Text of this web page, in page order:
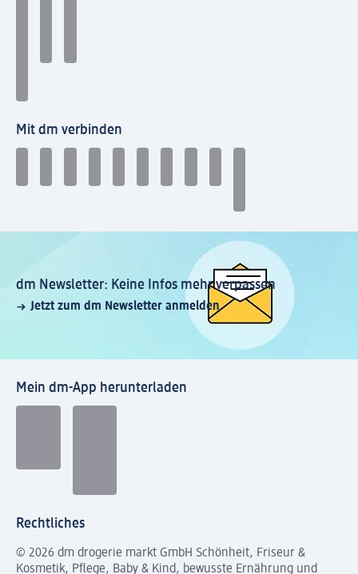
Mit dm verbinden
dm Newsletter: Keine Infos mehr verpassen
Jetzt zum dm Newsletter anmelden
Mein dm-App herunterladen
Rechtliches
© 2026 dm drogerie markt GmbH Schönheit, Friseur &
Kosmetik, Pflege, Baby & Kind, bewusste Ernährung und